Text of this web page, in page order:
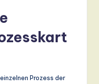
Prozess der